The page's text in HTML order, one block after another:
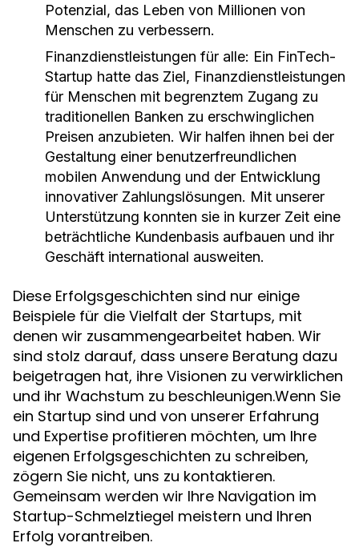
Potenzial, das Leben von Millionen von
Menschen zu verbessern.
Finanzdienstleistungen für alle: Ein FinTech-
Startup hatte das Ziel, Finanzdienstleistungen
für Menschen mit begrenztem Zugang zu
traditionellen Banken zu erschwinglichen
Preisen anzubieten. Wir halfen ihnen bei der
Gestaltung einer benutzerfreundlichen
mobilen Anwendung und der Entwicklung
innovativer Zahlungslösungen. Mit unserer
Unterstützung konnten sie in kurzer Zeit eine
beträchtliche Kundenbasis aufbauen und ihr
Geschäft international ausweiten.
Diese Erfolgsgeschichten sind nur einige
Beispiele für die Vielfalt der Startups, mit
denen wir zusammengearbeitet haben. Wir
sind stolz darauf, dass unsere Beratung dazu
beigetragen hat, ihre Visionen zu verwirklichen
und ihr Wachstum zu beschleunigen.Wenn Sie
ein Startup sind und von unserer Erfahrung
und Expertise profitieren möchten, um Ihre
eigenen Erfolgsgeschichten zu schreiben,
zögern Sie nicht, uns zu kontaktieren.
Gemeinsam werden wir Ihre Navigation im
Startup-Schmelztiegel meistern und Ihren
Erfolg vorantreiben.